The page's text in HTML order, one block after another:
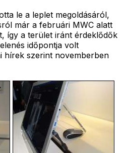
le a leplet megoldásáról,
már a februári MWC alatt
így a terület iránt érdeklődők
időpontja volt
hírek szerint novemberben